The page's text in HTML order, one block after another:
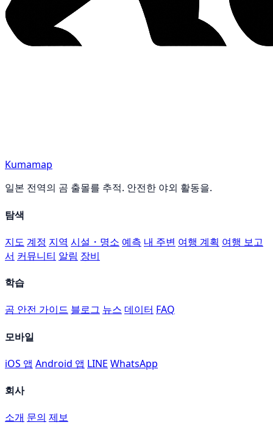
Kumamap
일본 전역의 곰 출몰를 추적. 안전한 야외 활동을.
탐색
지도 계정 지역 시설・명소 예측 내 주변 여행 계획 여행 보고
서 커뮤니티 알림 장비
학습
곰 안전 가이드 블로그 뉴스 데이터 FAQ
모바일
iOS 앱 Android 앱 LINE WhatsApp
회사
소개 문의 제보